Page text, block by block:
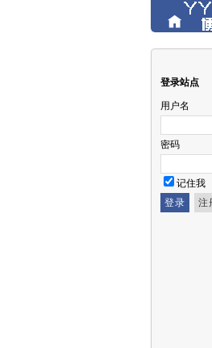
登录站点
用户名
密码
记住我